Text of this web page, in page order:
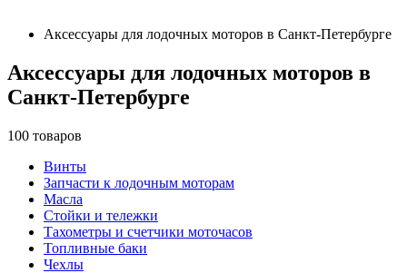
Аксессуары для лодочных моторов в Санкт-Петербурге
Аксессуары для лодочных моторов в
Санкт-Петербурге
100 товаров
Винты
Запчасти к лодочным моторам
Масла
Стойки и тележки
Тахометры и счетчики моточасов
Топливные баки
Чехлы